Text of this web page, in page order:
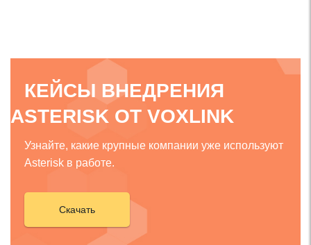
КЕЙСЫ ВНЕДРЕНИЯ
ASTERISK ОТ VOXLINK
Узнайте, какие крупные компании уже используют
Asterisk в работе.
Скачать